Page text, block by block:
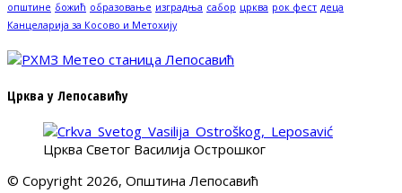
општине божић образовање изградња сабор црква рок фест деца
Канцеларија за Косово и Метохију
Црква у Лепосавићу
Црква Светог Василија Острошког
© Copyright 2026, Општина Лепосавић